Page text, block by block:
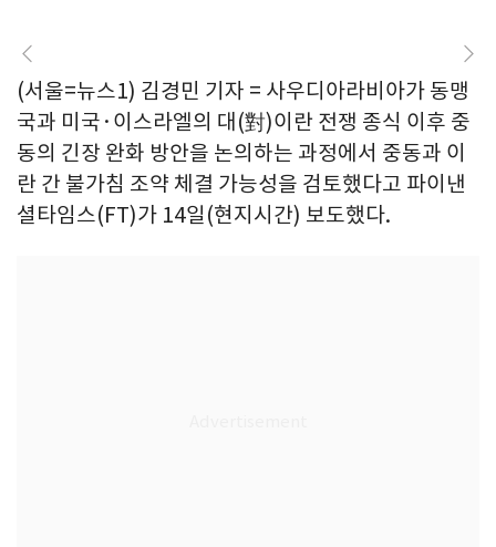
(서울=뉴스1) 김경민 기자 = 사우디아라비아가 동맹
국과 미국·이스라엘의 대(對)이란 전쟁 종식 이후 중
동의 긴장 완화 방안을 논의하는 과정에서 중동과 이
란 간 불가침 조약 체결 가능성을 검토했다고 파이낸
셜타임스(FT)가 14일(현지시간) 보도했다.